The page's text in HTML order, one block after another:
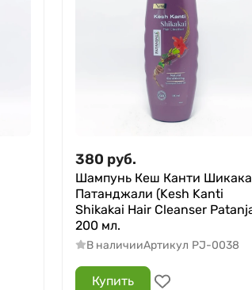
380 руб.
Шампунь Кеш Канти
Патанджали (Kesh Kanti
Shikakai Hair Cleanser
200 мл.
В наличииАртикул PJ-0038
Купить